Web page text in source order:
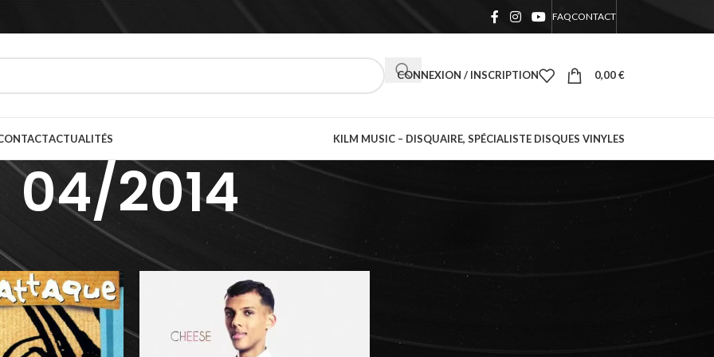
FAQCONTACT
CONNEXION / INSCRIPTION 0,00€
ACTUALITÉS KILM MUSIC – DISQUAIRE, SPÉCIALISTE DISQUES VINYLES
04/2014
parution 04/2014 Afficher